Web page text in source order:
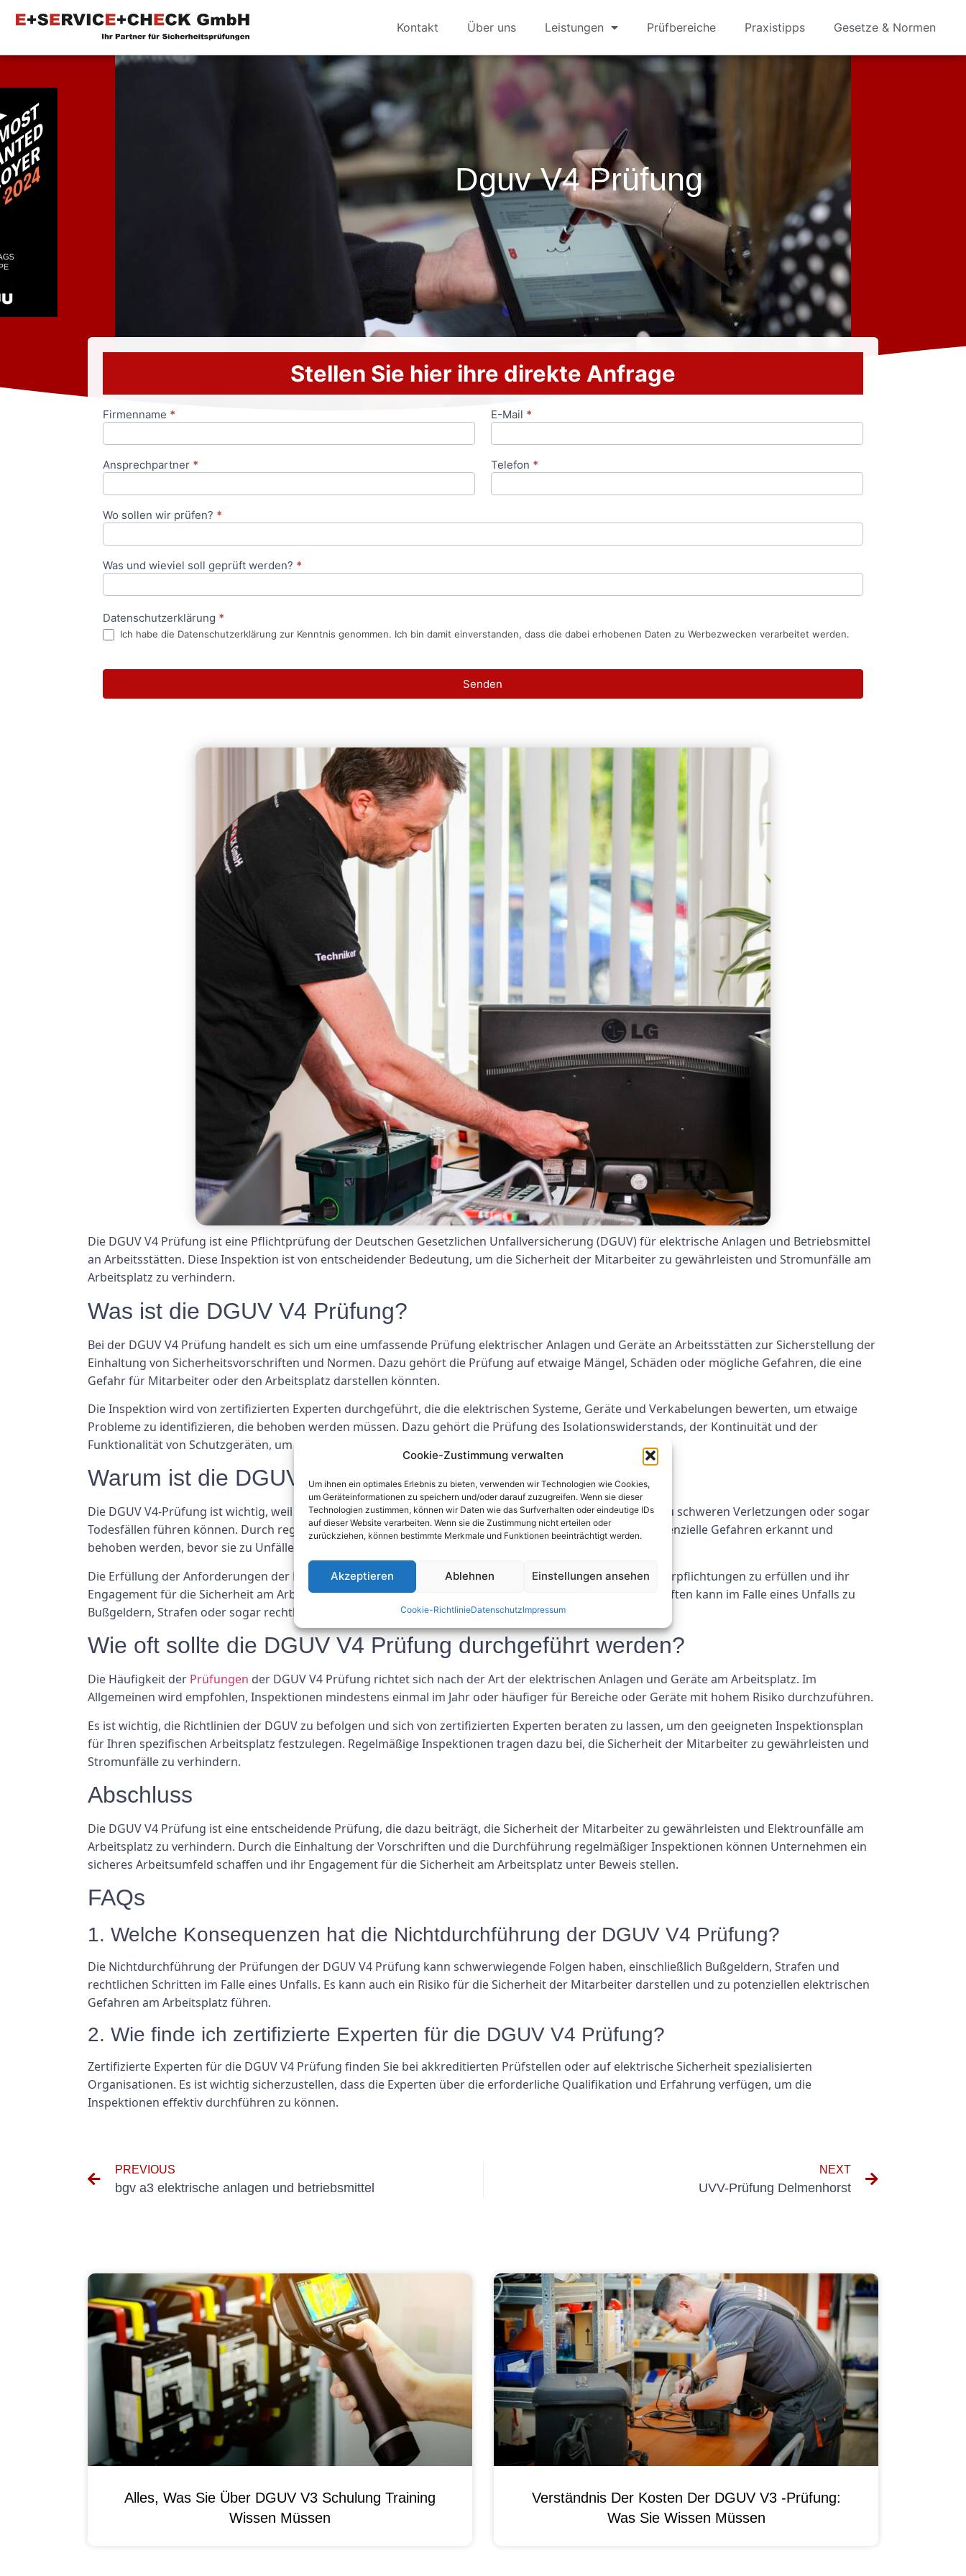
Cookie-Zustimmung verwalten
Um ihnen ein optimales Erlebnis zu bieten, verwenden wir Technologien wie Cookies,
um Geräteinformationen zu speichern und/oder darauf zuzugreifen. Wenn sie dieser
Technologien zustimmen, können wir Daten wie das Surfverhalten oder eindeutige IDs
auf dieser Website verarbeiten. Wenn sie die Zustimmung nicht erteilen oder
zurückziehen, können bestimmte Merkmale und Funktionen beeinträchtigt werden.
Akzeptieren Ablehnen Einstellungen ansehen
Cookie-RichtlinieDatenschutzImpressum
Kontakt Über uns Leistungen Prüfbereiche Praxistipps Gesetze & Normen
Dguv V4 Prüfung
Stellen Sie hier ihre direkte Anfrage
Anfrageformular
Firmenname * E-Mail *
Ansprechpartner * Telefon *
Wo sollen wir prüfen? *
Was und wieviel soll geprüft werden? *
Datenschutzerklärung *
Ich habe die Datenschutzerklärung zur Kenntnis genommen. Ich bin damit einverstanden, dass die dabei erhobenen Daten zu Werbezwecken verarbeitet werden.
Senden
Die DGUV V4 Prüfung ist eine Pflichtprüfung der Deutschen Gesetzlichen Unfallversicherung (DGUV) für elektrische Anlagen und Betriebsmittel
an Arbeitsstätten. Diese Inspektion ist von entscheidender Bedeutung, um die Sicherheit der Mitarbeiter zu gewährleisten und Stromunfälle am
Arbeitsplatz zu verhindern.
Was ist die DGUV V4 Prüfung?
Bei der DGUV V4 Prüfung handelt es sich um eine umfassende Prüfung elektrischer Anlagen und Geräte an Arbeitsstätten zur Sicherstellung der
Einhaltung von Sicherheitsvorschriften und Normen. Dazu gehört die Prüfung auf etwaige Mängel, Schäden oder mögliche Gefahren, die eine
Gefahr für Mitarbeiter oder den Arbeitsplatz darstellen könnten.
Die Inspektion wird von zertifizierten Experten durchgeführt, die die elektrischen Systeme, Geräte und Verkabelungen bewerten, um etwaige
Probleme zu identifizieren, die behoben werden müssen. Dazu gehört die Prüfung des Isolationswiderstands, der Kontinuität und der
Funktionalität von Schutzgeräten, um sicherzustellen, dass diese in einwandfreiem Zustand sind.
Warum ist die DGUV V4 Prüfung wichtig?
Die DGUV V4-Prüfung ist wichtig, weil sie dazu beiträgt, Elektrounfälle am Arbeitsplatz zu verhindern, die zu schweren Verletzungen oder sogar
Todesfällen führen können. Durch regelmäßige Inspektionen elektrischer Anlagen und Geräte können potenzielle Gefahren erkannt und
behoben werden, bevor sie zu Unfällen führen.
Die Erfüllung der Anforderungen der DGUV V4-Prüfung hilft Unternehmen außerdem dabei, gesetzliche Verpflichtungen zu erfüllen und ihr
Engagement für die Sicherheit am Arbeitsplatz unter Beweis zu stellen. Die Nichteinhaltung dieser Vorschriften kann im Falle eines Unfalls zu
Bußgeldern, Strafen oder sogar rechtlichen Schritten führen.
Wie oft sollte die DGUV V4 Prüfung durchgeführt werden?
Die Häufigkeit der Prüfungen der DGUV V4 Prüfung richtet sich nach der Art der elektrischen Anlagen und Geräte am Arbeitsplatz. Im
Allgemeinen wird empfohlen, Inspektionen mindestens einmal im Jahr oder häufiger für Bereiche oder Geräte mit hohem Risiko durchzuführen.
Es ist wichtig, die Richtlinien der DGUV zu befolgen und sich von zertifizierten Experten beraten zu lassen, um den geeigneten Inspektionsplan
für Ihren spezifischen Arbeitsplatz festzulegen. Regelmäßige Inspektionen tragen dazu bei, die Sicherheit der Mitarbeiter zu gewährleisten und
Stromunfälle zu verhindern.
Abschluss
Die DGUV V4 Prüfung ist eine entscheidende Prüfung, die dazu beiträgt, die Sicherheit der Mitarbeiter zu gewährleisten und Elektrounfälle am
Arbeitsplatz zu verhindern. Durch die Einhaltung der Vorschriften und die Durchführung regelmäßiger Inspektionen können Unternehmen ein
sicheres Arbeitsumfeld schaffen und ihr Engagement für die Sicherheit am Arbeitsplatz unter Beweis stellen.
FAQs
1. Welche Konsequenzen hat die Nichtdurchführung der DGUV V4 Prüfung?
Die Nichtdurchführung der Prüfungen der DGUV V4 Prüfung kann schwerwiegende Folgen haben, einschließlich Bußgeldern, Strafen und
rechtlichen Schritten im Falle eines Unfalls. Es kann auch ein Risiko für die Sicherheit der Mitarbeiter darstellen und zu potenziellen elektrischen
Gefahren am Arbeitsplatz führen.
2. Wie finde ich zertifizierte Experten für die DGUV V4 Prüfung?
Zertifizierte Experten für die DGUV V4 Prüfung finden Sie bei akkreditierten Prüfstellen oder auf elektrische Sicherheit spezialisierten
Organisationen. Es ist wichtig sicherzustellen, dass die Experten über die erforderliche Qualifikation und Erfahrung verfügen, um die
Inspektionen effektiv durchführen zu können.
PREVIOUS
bgv a3 elektrische anlagen und betriebsmittel
NEXT
UVV-Prüfung Delmenhorst
Alles, Was Sie Über DGUV V3 Schulung Training
Wissen Müssen
Verständnis Der Kosten Der DGUV V3 -Prüfung:
Was Sie Wissen Müssen